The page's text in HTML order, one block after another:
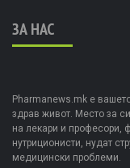
ЗА НАС
Pharmanews.mk е
здрав живот. Место за
на лекари и професори,
нутриционисти, нудат
медицински проблеми.